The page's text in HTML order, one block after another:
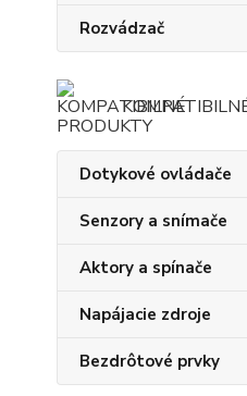
Rozvádzač
Dotykové ovládače
Senzory a snímače
Aktory a spínače
Napájacie zdroje
Bezdrôtové prvky